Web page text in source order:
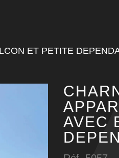
ET PETITE
AVEC